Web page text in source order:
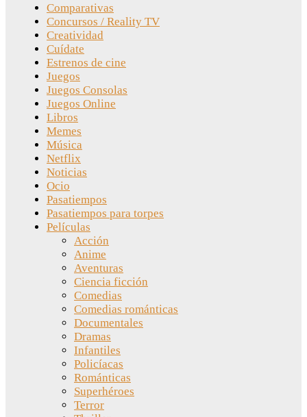
Comparativas
Concursos / Reality TV
Creatividad
Cuídate
Estrenos de cine
Juegos
Juegos Consolas
Juegos Online
Libros
Memes
Música
Netflix
Noticias
Ocio
Pasatiempos
Pasatiempos para torpes
Películas
Acción
Anime
Aventuras
Ciencia ficción
Comedias
Comedias románticas
Documentales
Dramas
Infantiles
Policíacas
Románticas
Superhéroes
Terror